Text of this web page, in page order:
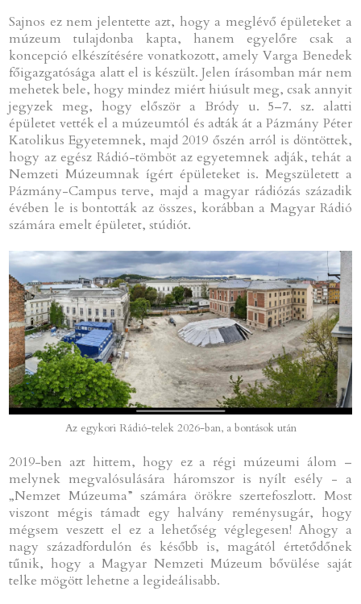
Sajnos ez nem jelentette azt, hogy a meglévő épületeket a
múzeum tulajdonba kapta, hanem egyelőre csak a
koncepció elkészítésére vonatkozott, amely Varga Benedek
főigazgatósága alatt el is készült. Jelen írásomban már nem
mehetek bele, hogy mindez miért hiúsult meg, csak annyit
jegyzek meg, hogy először a Bródy u. 5–7. sz. alatti
épületet vették el a múzeumtól és adták át a Pázmány Péter
Katolikus Egyetemnek, majd 2019 őszén arról is döntöttek,
hogy az egész Rádió-tömböt az egyetemnek adják, tehát a
Nemzeti Múzeumnak ígért épületeket is. Megszületett a
Pázmány-Campus terve, majd a magyar rádiózás századik
évében le is bontották az összes, korábban a Magyar Rádió
számára emelt épületet, stúdiót.
Az egykori Rádió-telek 2026-ban, a bontások után
2019-ben azt hittem, hogy ez a régi múzeumi álom –
melynek megvalósulására háromszor is nyílt esély - a
„Nemzet Múzeuma” számára örökre szertefoszlott. Most
viszont mégis támadt egy halvány reménysugár, hogy
mégsem veszett el ez a lehetőség véglegesen! Ahogy a
nagy századfordulón és később is, magától értetődőnek
tűnik, hogy a Magyar Nemzeti Múzeum bővülése saját
telke mögött lehetne a legideálisabb.